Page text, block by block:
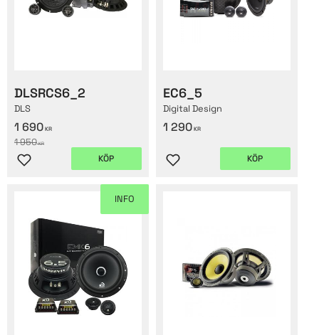
DLSRCS6_2
DLS
1 690 KR
1 950KR
Lägg till i favoriter
KÖP
EC6_5
Digital Design
1 290 KR
Lägg till i favoriter
KÖP
INFO